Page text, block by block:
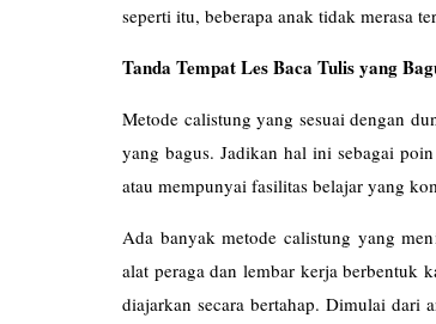
seperti itu, beberapa anak tidak merasa
Tanda Tempat Les Baca Tulis yang
Metode calistung yang sesuai dengan
yang bagus. Jadikan hal ini sebagai
atau mempunyai fasilitas belajar yang
Ada banyak metode calistung yang
alat peraga dan lembar kerja berbentuk
diajarkan secara bertahap. Dimulai dari